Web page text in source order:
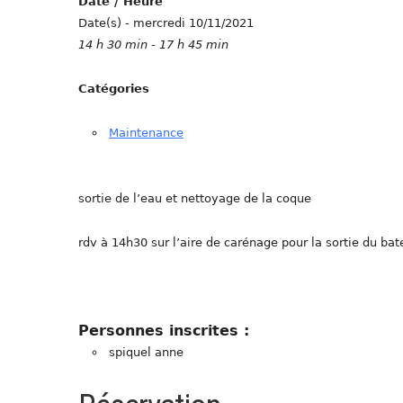
Date(s) - mercredi 10/11/2021
14 h 30 min - 17 h 45 min
Catégories
Maintenance
sortie de l’eau et nettoyage de la coque
rdv à 14h30 sur l’aire de carénage pour la sortie du
Personnes inscrites :
spiquel anne